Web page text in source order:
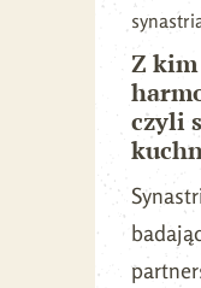
Z
czyli